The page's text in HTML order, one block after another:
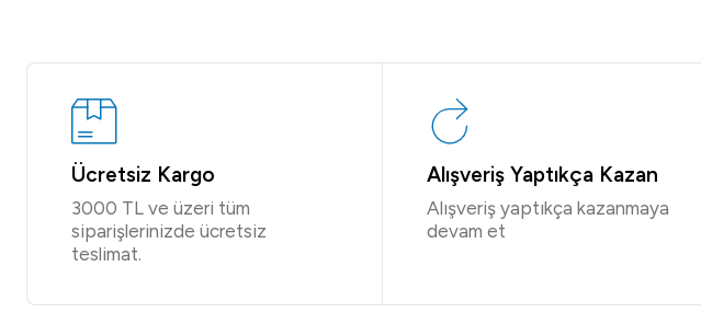
Ücretsiz Kargo
3000 TL ve üzeri tüm
siparişlerinizde ücretsiz
teslimat.
Alışveriş Yaptıkça Kazan
Alışveriş yaptıkça kazanmaya
devam et